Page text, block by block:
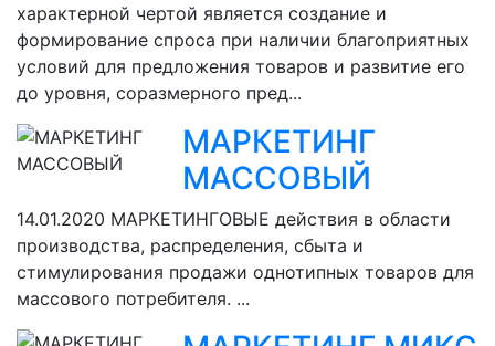
характерной чертой является создание и
формирование спроса при наличии благоприятных
условий для предложения товаров и развитие его
до уровня, соразмерного пред...
МАРКЕТИНГ
МАССОВЫЙ
14.01.2020 МАРКЕТИНГОВЫЕ действия в области
производства, распределения, сбыта и
стимулирования продажи однотипных товаров для
массового потребителя. ...